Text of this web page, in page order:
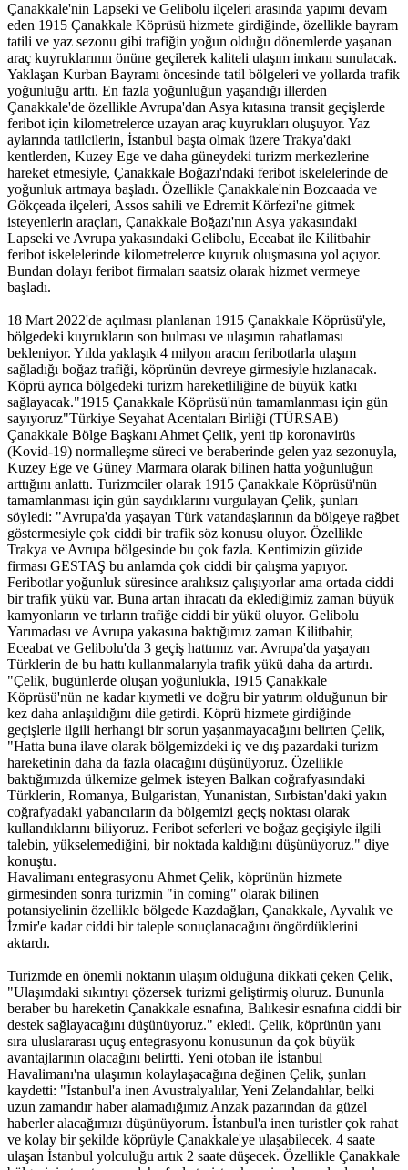
Çanakkale'nin Lapseki ve Gelibolu ilçeleri arasında yapımı devam
eden 1915 Çanakkale Köprüsü hizmete girdiğinde, özellikle bayram
tatili ve yaz sezonu gibi trafiğin yoğun olduğu dönemlerde yaşanan
araç kuyruklarının önüne geçilerek kaliteli ulaşım imkanı sunulacak.
Yaklaşan Kurban Bayramı öncesinde tatil bölgeleri ve yollarda trafik
yoğunluğu arttı. En fazla yoğunluğun yaşandığı illerden
Çanakkale'de özellikle Avrupa'dan Asya kıtasına transit geçişlerde
feribot için kilometrelerce uzayan araç kuyrukları oluşuyor. Yaz
aylarında tatilcilerin, İstanbul başta olmak üzere Trakya'daki
kentlerden, Kuzey Ege ve daha güneydeki turizm merkezlerine
hareket etmesiyle, Çanakkale Boğazı'ndaki feribot iskelelerinde de
yoğunluk artmaya başladı. Özellikle Çanakkale'nin Bozcaada ve
Gökçeada ilçeleri, Assos sahili ve Edremit Körfezi'ne gitmek
isteyenlerin araçları, Çanakkale Boğazı'nın Asya yakasındaki
Lapseki ve Avrupa yakasındaki Gelibolu, Eceabat ile Kilitbahir
feribot iskelelerinde kilometrelerce kuyruk oluşmasına yol açıyor.
Bundan dolayı feribot firmaları saatsiz olarak hizmet vermeye
başladı.
18 Mart 2022'de açılması planlanan 1915 Çanakkale Köprüsü'yle,
bölgedeki kuyrukların son bulması ve ulaşımın rahatlaması
bekleniyor. Yılda yaklaşık 4 milyon aracın feribotlarla ulaşım
sağladığı boğaz trafiği, köprünün devreye girmesiyle hızlanacak.
Köprü ayrıca bölgedeki turizm hareketliliğine de büyük katkı
sağlayacak."1915 Çanakkale Köprüsü'nün tamamlanması için gün
sayıyoruz"Türkiye Seyahat Acentaları Birliği (TÜRSAB)
Çanakkale Bölge Başkanı Ahmet Çelik, yeni tip koronavirüs
(Kovid-19) normalleşme süreci ve beraberinde gelen yaz sezonuyla,
Kuzey Ege ve Güney Marmara olarak bilinen hatta yoğunluğun
arttığını anlattı. Turizmciler olarak 1915 Çanakkale Köprüsü'nün
tamamlanması için gün saydıklarını vurgulayan Çelik, şunları
söyledi: "Avrupa'da yaşayan Türk vatandaşlarının da bölgeye rağbet
göstermesiyle çok ciddi bir trafik söz konusu oluyor. Özellikle
Trakya ve Avrupa bölgesinde bu çok fazla. Kentimizin güzide
firması GESTAŞ bu anlamda çok ciddi bir çalışma yapıyor.
Feribotlar yoğunluk süresince aralıksız çalışıyorlar ama ortada ciddi
bir trafik yükü var. Buna artan ihracatı da eklediğimiz zaman büyük
kamyonların ve tırların trafiğe ciddi bir yükü oluyor. Gelibolu
Yarımadası ve Avrupa yakasına baktığımız zaman Kilitbahir,
Eceabat ve Gelibolu'da 3 geçiş hattımız var. Avrupa'da yaşayan
Türklerin de bu hattı kullanmalarıyla trafik yükü daha da artırdı.
"Çelik, bugünlerde oluşan yoğunlukla, 1915 Çanakkale
Köprüsü'nün ne kadar kıymetli ve doğru bir yatırım olduğunun bir
kez daha anlaşıldığını dile getirdi. Köprü hizmete girdiğinde
geçişlerle ilgili herhangi bir sorun yaşanmayacağını belirten Çelik,
"Hatta buna ilave olarak bölgemizdeki iç ve dış pazardaki turizm
hareketinin daha da fazla olacağını düşünüyoruz. Özellikle
baktığımızda ülkemize gelmek isteyen Balkan coğrafyasındaki
Türklerin, Romanya, Bulgaristan, Yunanistan, Sırbistan'daki yakın
coğrafyadaki yabancıların da bölgemizi geçiş noktası olarak
kullandıklarını biliyoruz. Feribot seferleri ve boğaz geçişiyle ilgili
talebin, yükselemediğini, bir noktada kaldığını düşünüyoruz." diye
konuştu.
Havalimanı entegrasyonu Ahmet Çelik, köprünün hizmete
girmesinden sonra turizmin "in coming" olarak bilinen
potansiyelinin özellikle bölgede Kazdağları, Çanakkale, Ayvalık ve
İzmir'e kadar ciddi bir taleple sonuçlanacağını öngördüklerini
aktardı.
Turizmde en önemli noktanın ulaşım olduğuna dikkati çeken Çelik,
"Ulaşımdaki sıkıntıyı çözersek turizmi geliştirmiş oluruz. Bununla
beraber bu hareketin Çanakkale esnafına, Balıkesir esnafına ciddi bir
destek sağlayacağını düşünüyoruz." ekledi. Çelik, köprünün yanı
sıra uluslararası uçuş entegrasyonu konusunun da çok büyük
avantajlarının olacağını belirtti. Yeni otoban ile İstanbul
Havalimanı'na ulaşımın kolaylaşacağına değinen Çelik, şunları
kaydetti: "İstanbul'a inen Avustralyalılar, Yeni Zelandalılar, belki
uzun zamandır haber alamadığımız Anzak pazarından da güzel
haberler alacağımızı düşünüyorum. İstanbul'a inen turistler çok rahat
ve kolay bir şekilde köprüyle Çanakkale'ye ulaşabilecek. 4 saate
ulaşan İstanbul yolculuğu artık 2 saate düşecek. Özellikle Çanakkale